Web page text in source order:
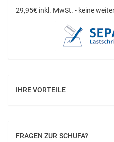
29,95€ inkl. MwSt. - keine
IHRE VORTEILE
EINBLENDEN
FRAGEN ZUR SCHUFA?